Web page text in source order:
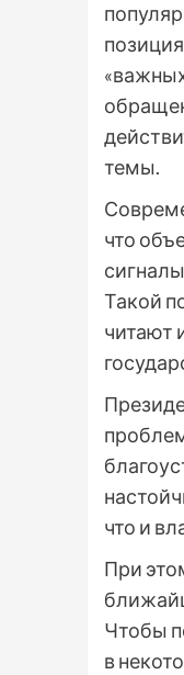
темы.
что
Такой
читают
что и
При
Чтобы
в